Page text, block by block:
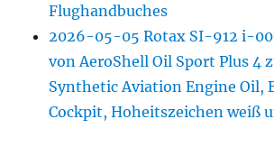
Flughandbuches
2026-05-05 Rotax SI-912 i-
von AeroShell Oil Sport Plus 4
Synthetic Aviation Engine Oil,
Cockpit, Hoheitszeichen weiß